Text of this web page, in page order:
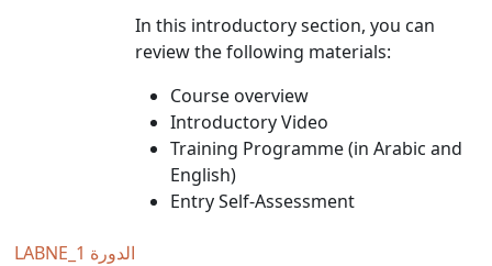
In this introductory section, you can
review the following materials:
Course overview
Introductory Video
Training Programme (in Arabic and
English)
Entry Self-Assessment
LABNE_الدورة 1